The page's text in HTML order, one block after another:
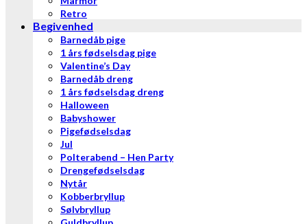
Retro
Begivenhed
Barnedåb pige
1 års fødselsdag pige
Valentine’s Day
Barnedåb dreng
1 års fødselsdag dreng
Halloween
Babyshower
Pigefødselsdag
Jul
Polterabend – Hen Party
Drengefødselsdag
Nytår
Kobberbryllup
Sølvbryllup